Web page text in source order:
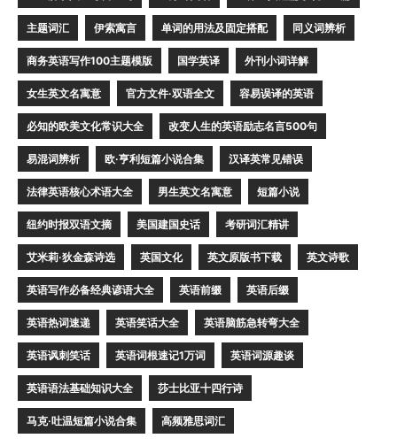
主题词汇 伊索寓言 单词的用法及固定搭配 同义词辨析
商务英语写作100主题模版 国学英译 外刊小词详解
女生英文名寓意 官方文件·双语全文 容易误译的英语
必知的欧美文化常识大全 改变人生的英语励志名言500句
易混词辨析 欧·亨利短篇小说合集 汉译英常见错误
法律英语核心术语大全 男生英文名寓意 短篇小说
纽约时报双语文摘 美国建国史话 考研词汇精讲
艾米莉·狄金森诗选 英国文化 英文原版书下载 英文诗歌
英语写作必备经典谚语大全 英语前缀 英语后缀
英语热词速递 英语笑话大全 英语脑筋急转弯大全
英语讽刺笑话 英语词根速记1万词 英语词源趣谈
英语语法基础知识大全 莎士比亚十四行诗
马克·吐温短篇小说合集 高频雅思词汇